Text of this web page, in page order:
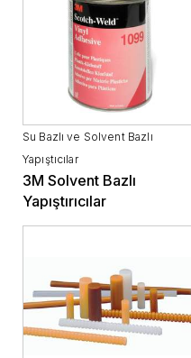
Su Bazlı ve Solvent Bazlı
Yapıştıcılar
3M Solvent Bazlı
Yapıştırıcılar